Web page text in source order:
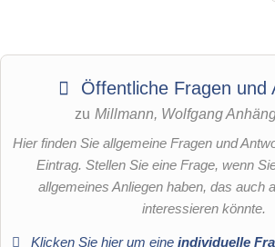
Öffentliche Fragen und
zu Millmann, Wolfgang
Hier finden Sie allgemeine Fragen und
Eintrag. Stellen Sie eine Frage, wenn
allgemeines Anliegen haben, das auch
interessieren könnte.
Klicken Sie hier um eine individuelle